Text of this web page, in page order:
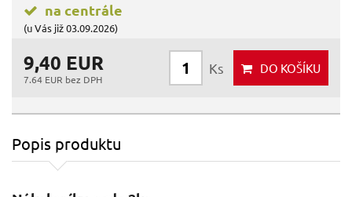
na centrále
(u Vás již 03.09.2026)
9,40 EUR
7.64 EUR bez DPH
Ks DO KOŠÍKU
Popis produktu